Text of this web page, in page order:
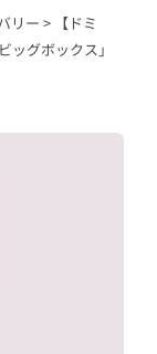
リー > 【ドミ
ッグボックス」